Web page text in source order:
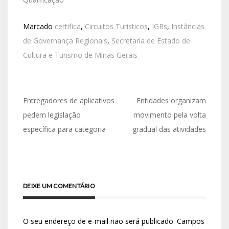
Marcado certifica, Circuitos Turísticos, IGRs, Instâncias
de Governança Regionais, Secretaria de Estado de
Cultura e Turismo de Minas Gerais
Entregadores de aplicativos
pedem legislação
específica para categoria
Entidades organizam
movimento pela volta
gradual das atividades
DEIXE UM COMENTÁRIO
O seu endereço de e-mail não será publicado. Campos